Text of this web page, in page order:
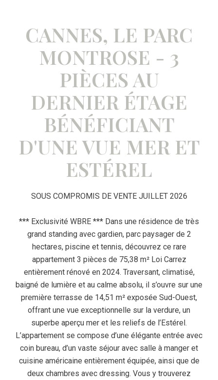
CANNES, LE PARC
MONTROSE - 3
PIÈCES AU
DERNIER ÉTAGE
BÉNÉFICIANT
D'UNE VUE MER ET
ESTÉREL
SOUS COMPROMIS DE VENTE JUILLET 2026
*** Exclusivité WBRE *** Dans une résidence de très
grand standing avec gardien, parc paysager de 2
hectares, piscine et tennis, découvrez ce rare
appartement 3 pièces de 75,38 m² Loi Carrez
entièrement rénové en 2024. Traversant, climatisé,
baigné de lumière et au calme absolu, il s’ouvre sur une
première terrasse de 14,51 m² exposée Sud-Ouest,
offrant une vue exceptionnelle sur la verdure, un
superbe aperçu mer et les reliefs de l’Estérel.
L’appartement se compose d’une élégante entrée avec
coin bureau, d’un vaste séjour avec salle à manger et
cuisine américaine entièrement équipée, ainsi que de
deux chambres avec dressing. Vous y trouverez